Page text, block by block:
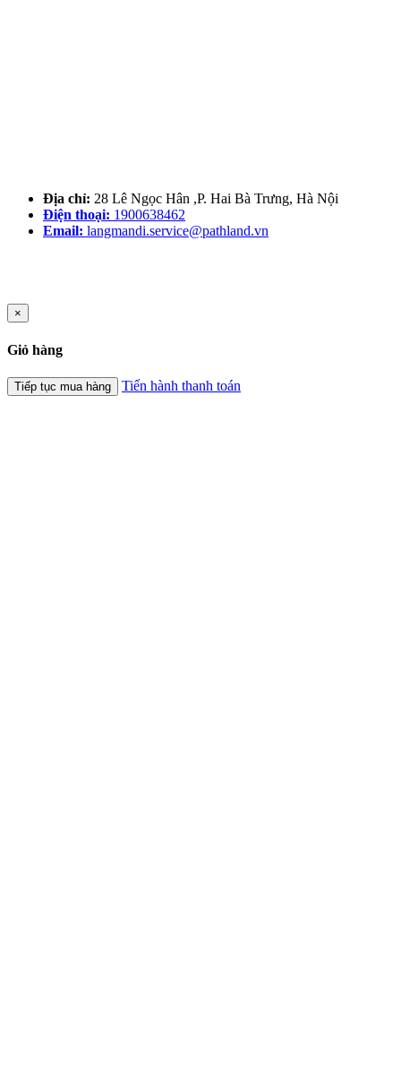
Địa chỉ: 28 Lê Ngọc Hân ,P. Hai Bà Trưng, Hà Nội
Điện thoại: 1900638462
Email: langmandi.service@pathland.vn
×
Giỏ hàng
Tiếp tục mua hàng Tiến hành thanh toán